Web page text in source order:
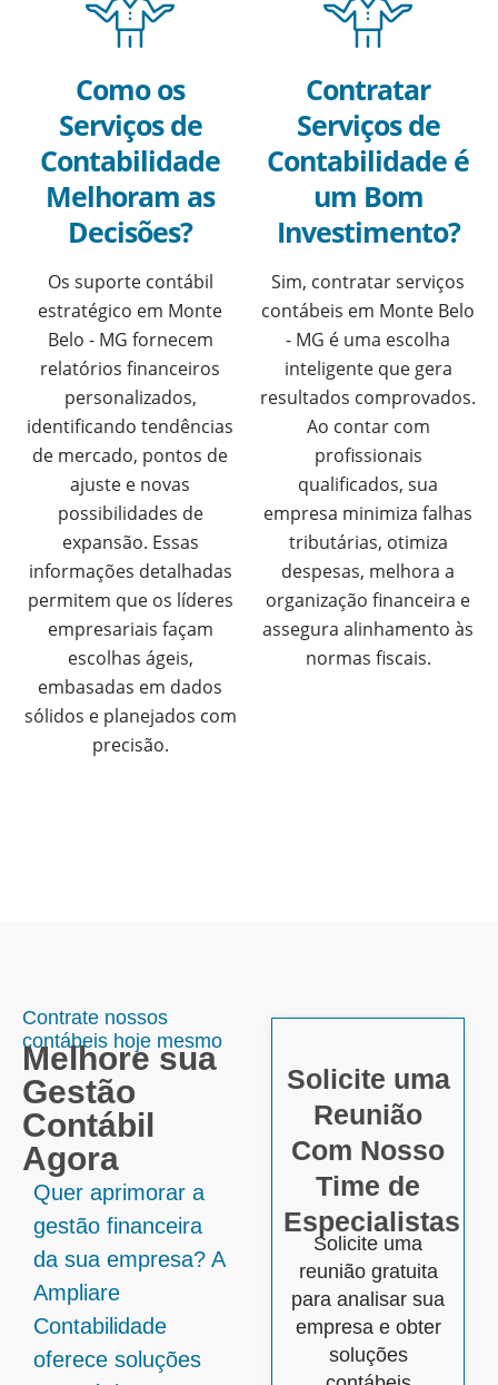
Como os
Serviços de
Contabilidade
Melhoram as
Decisões?
Os suporte contábil
estratégico em Monte
Belo - MG fornecem
relatórios financeiros
personalizados,
identificando tendências
de mercado, pontos de
ajuste e novas
possibilidades de
expansão. Essas
informações detalhadas
permitem que os líderes
empresariais façam
escolhas ágeis,
embasadas em dados
sólidos e planejados com
precisão.
Contratar
Serviços de
Contabilidade é
um Bom
Investimento?
Sim, contratar serviços
contábeis em Monte Belo
- MG é uma escolha
inteligente que gera
resultados comprovados.
Ao contar com
profissionais
qualificados, sua
empresa minimiza falhas
tributárias, otimiza
despesas, melhora a
organização financeira e
assegura alinhamento às
normas fiscais.
Contrate nossos
contábeis hoje mesmo
Melhore sua
Gestão
Contábil
Agora
Quer aprimorar a
gestão financeira
da sua empresa? A
Ampliare
Contabilidade
oferece soluções
Solicite uma
Reunião
Com Nosso
Time de
Especialistas
Solicite uma
reunião gratuita
para analisar sua
empresa e obter
soluções